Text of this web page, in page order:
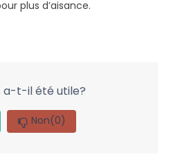
plus d’aisance.
a-t-il été utile?
Non(0)